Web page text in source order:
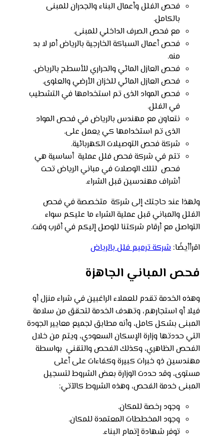
فحص الفلل وأعمال البناء والجدران للمبنى
بالكامل.
مع فحص الصرف الداخلي للمبنى.
فحص أعمال السباكة الخارجية بالرياض أمر لا بد
منه.
فحص العازل المائي والحراري للأسطح بالرياض.
فحص العازل المائي للخزان الأرضي والعلوى.
فحص المواد الذى تم استخدامها في التشطيب
في الفلل.
نتعاون مع مهندس بالرياض في فحص المواد
الذى تم استخدامها كي يعمل على.
شركة فحص التوصيلات الكهربائية.
تتم في شركة فحص فلل عملية أساسية هي
فحص لتلك الوصلات في مباني الرياض تحت
أشراف مهندسين قبل الشراء.
ولهذا عند حاجتك إلى شركة متخصصة في فحص
الفلل والمباني قبل عملية الشراء ما عليكم سواء
التواصل مع أرقام شركتنا للوصل إليكم في أقرب وقت.
اقرأأيضًا: شركة ترميم فلل بالرياض
فحص المباني الجاهزة
وهذه الخدمة تقدم للعملاء الراغبين في شراء منزل أو
فيلا أو استجارهم، وتهدف الخدمة لتحقق من سلامة
المبنى بشكل كامل، وأنه مطابق لجميع معايير الجودة
التي حددتها وزارة الإسكان السعودي، ويتم من خلال
الفحص الظاهري، وكذلك الفحص والتقني بواسطة
مهندسين ذو خبرات كبيرة وكفاءات على أعلى
مستوى، وقد حددت الوزارة بعض الشروط لتسجيل
المبنى خدمة الفحص، وهذه الشروط كالآتي:
وجود رخصة للمكان.
وجود المخططات المعتمدة للمكان.
توفر شهادة إتمام البناء.